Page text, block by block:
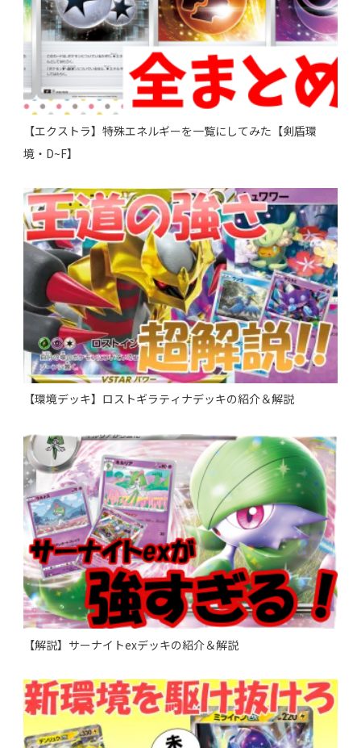
【エクストラ】特殊エネルギーを一覧にしてみた【剣盾環
境・D~F】
【環境デッキ】ロストギラティナデッキの紹介＆解説
【解説】サーナイトexデッキの紹介＆解説